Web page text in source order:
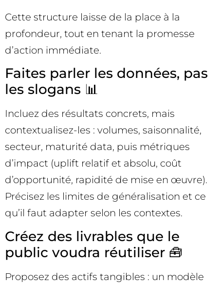
Cette structure laisse de la place à la
profondeur, tout en tenant la promesse
d’action immédiate.
Faites parler les données, pas
les slogans 📊
Incluez des résultats concrets, mais
contextualisez-les : volumes, saisonnalité,
secteur, maturité data, puis métriques
d’impact (uplift relatif et absolu, coût
d’opportunité, rapidité de mise en œuvre).
Précisez les limites de généralisation et ce
qu’il faut adapter selon les contextes.
Créez des livrables que le
public voudra réutiliser 🧰
Proposez des actifs tangibles : un modèle